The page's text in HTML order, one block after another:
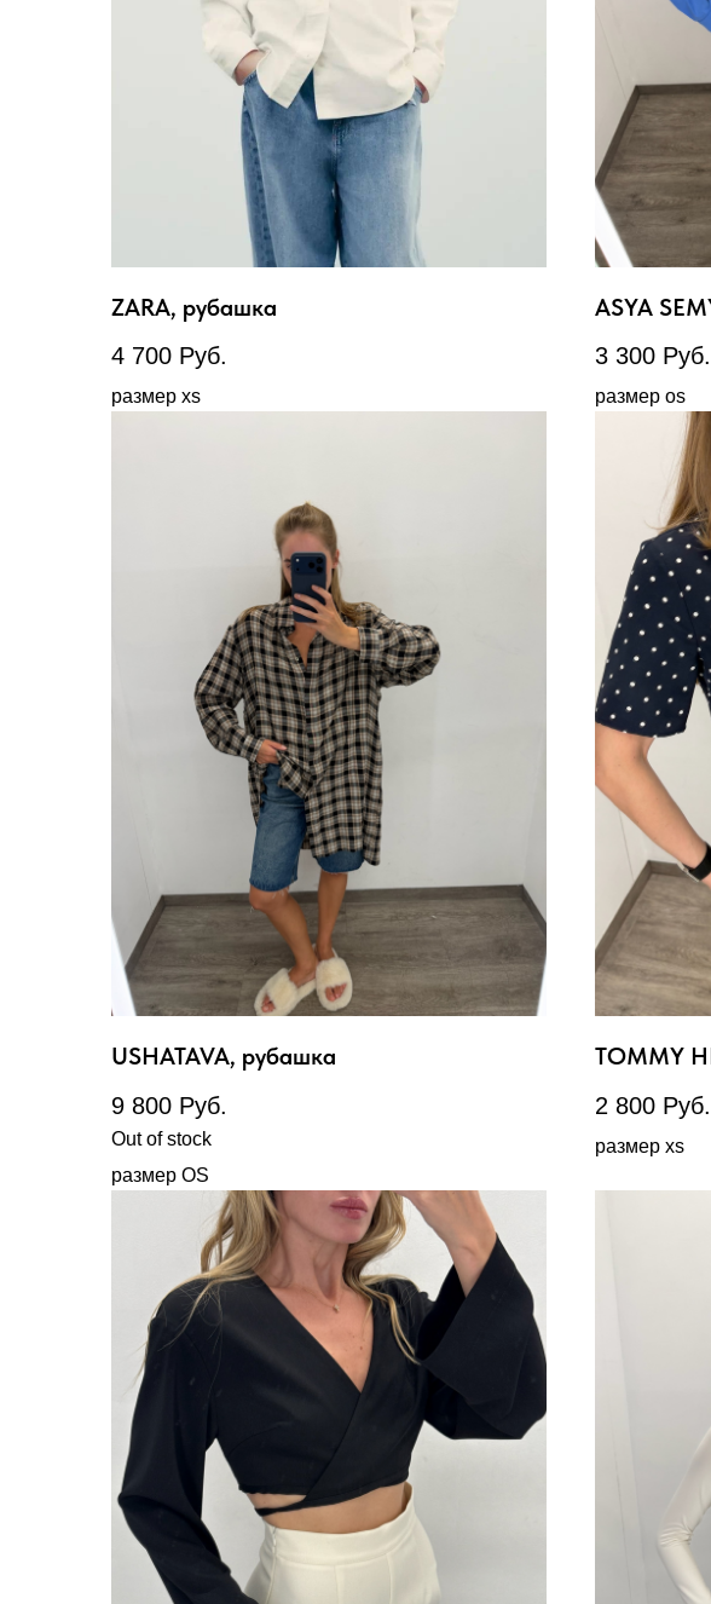
ZARA, рубашка
4 700 Руб.
размер xs
ASYA
3 300 Руб.
размер os
USHATAVA, рубашка
9 800 Руб.
Out of stock
размер OS
TOMMY
2 800 Руб.
размер xs